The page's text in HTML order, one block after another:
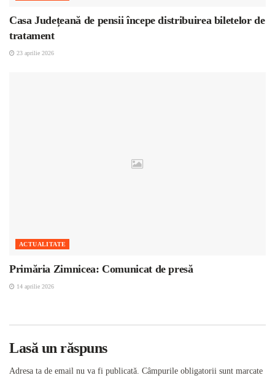
Casa Județeană de pensii începe distribuirea biletelor de
tratament
23 aprilie 2026
ACTUALITATE
Primăria Zimnicea: Comunicat de presă
14 aprilie 2026
Lasă un răspuns
Adresa ta de email nu va fi publicată. Câmpurile obligatorii sunt marcate